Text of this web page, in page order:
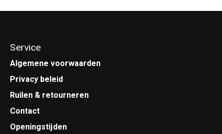
Service
Algemene voorwaarden
Privacy beleid
Ruilen & retourneren
Contact
Openingstijden